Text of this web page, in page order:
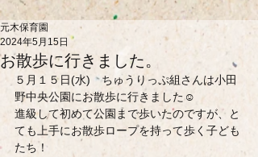
お散歩に行きました。
元木保育園
2024年5月15日
５月１５日(水)　ちゅうりっぷ組さんは小田
野中央公園にお散歩に行きました☺
進級して初めて公園まで歩いたのですが、と
ても上手にお散歩ロープを持って歩く子ども
たち！